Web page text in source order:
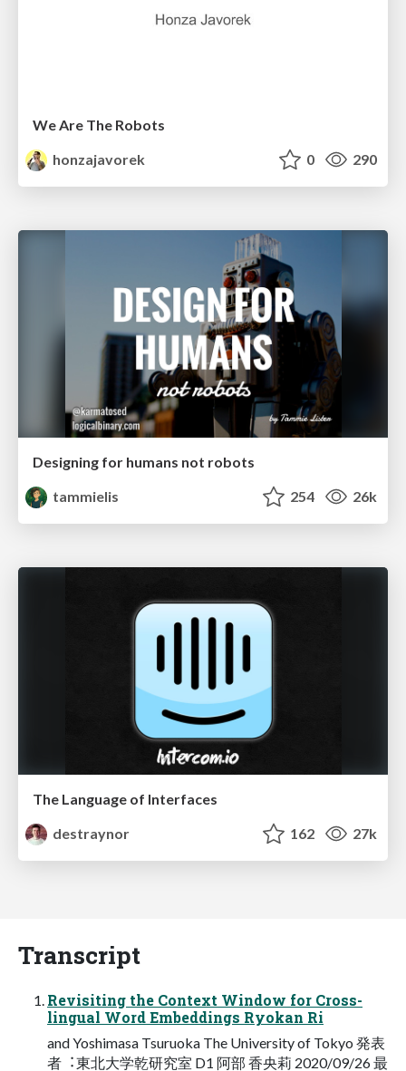
We Are The Robots
honzajavorek
0 290
Designing for humans not robots
tammielis
254 26k
The Language of Interfaces
destraynor
162 27k
Transcript
Revisiting the Context Window for Cross-
lingual Word Embeddings Ryokan Ri
and Yoshimasa Tsuruoka The University of Tokyo 発表
者︓東北⼤学乾研究室 D1 阿部 ⾹央莉 2020/09/26 最